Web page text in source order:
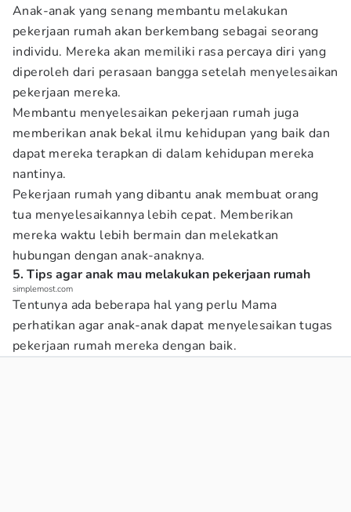
Anak-anak yang senang membantu melakukan
pekerjaan rumah akan berkembang sebagai seorang
individu. Mereka akan memiliki rasa percaya diri yang
diperoleh dari perasaan bangga setelah menyelesaikan
pekerjaan mereka.
Membantu menyelesaikan pekerjaan rumah juga
memberikan anak bekal ilmu kehidupan yang baik dan
dapat mereka terapkan di dalam kehidupan mereka
nantinya.
Pekerjaan rumah yang dibantu anak membuat orang
tua menyelesaikannya lebih cepat. Memberikan
mereka waktu lebih bermain dan melekatkan
hubungan dengan anak-anaknya.
5. Tips agar anak mau melakukan pekerjaan rumah
simplemost.com
Tentunya ada beberapa hal yang perlu Mama
perhatikan agar anak-anak dapat menyelesaikan tugas
pekerjaan rumah mereka dengan baik.